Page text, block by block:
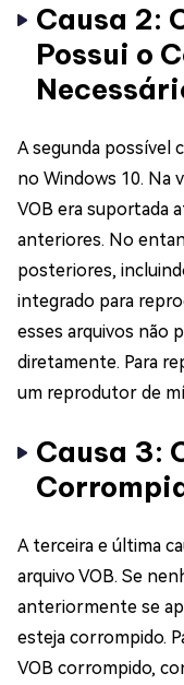
Causa 2:
Possui o
A segunda possível
no Windows 10. Na
VOB era suportada
anteriores. No
posteriores,
integrado para
esses arquivos não
diretamente. Para
um reprodutor de
Causa 3:
A terceira e última
arquivo VOB. Se
anteriormente se
esteja corrompido.
VOB corrompido,